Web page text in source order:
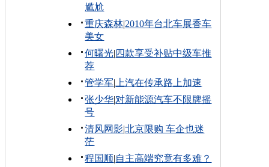
尴尬
重庆森林|2010年台北车展香车
美女
何曙光| 四款享受补贴中级车推
荐
管学军| 上汽在传承路上加速
张少华|对新能源汽车不限牌摇
号
清风网影|北京限购 车企也迷
茫
程国顺|自主高端究竟有多难？